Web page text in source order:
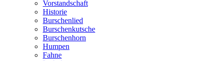
Vorstandschaft
Historie
Burschenlied
Burschenkutsche
Burschenhorn
Humpen
Fahne